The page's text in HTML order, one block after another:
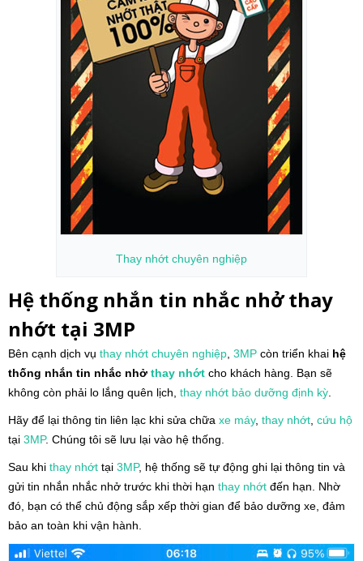
Thay nhớt chuyên nghiệp
Hệ thống nhắn tin nhắc nhở thay
nhớt tại 3MP
Bên cạnh dịch vụ thay nhớt chuyên nghiệp 3MP còn triển khai hệ
thống nhắn tin nhắc nhở thay nhớt cho khách hàng. Bạn sẽ
không còn phải lo lắng quên lịch, thay nhớt bảo dưỡng định kỳ
Hãy để lại thông tin liên lạc khi sửa chữa xe máy, thay nhớt cứu hộ
tại 3MP. Chúng tôi sẽ lưu lại vào hệ thống.
Sau khi thay nhớt tại 3MP, hệ thống sẽ tự động ghi lại thông tin và
gửi tin nhắn nhắc nhở trước khi thời hạn thay nhớt đến hạn. Nhờ
đó, bạn có thể chủ động sắp xếp thời gian để bảo dưỡng xe, đảm
bảo an toàn khi vận hành.